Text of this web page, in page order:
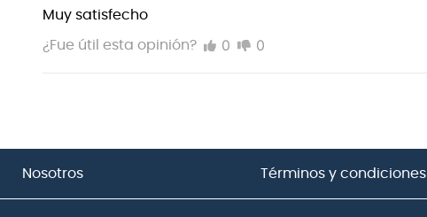
Muy satisfecho
¿Fue útil esta opinión? 0 0
Nosotros Términos y condiciones